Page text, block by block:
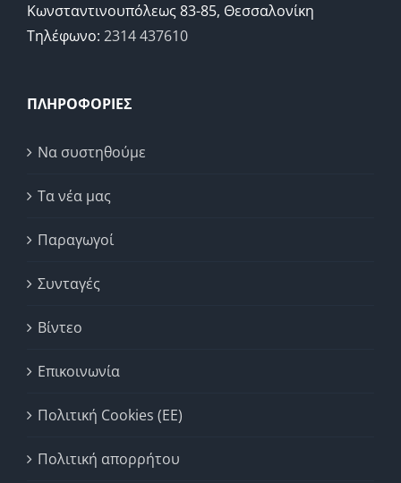
Κωνσταντινουπόλεως 83-85, Θεσσαλονίκη
Τηλέφωνο: 2314 437610
ΠΛΗΡΟΦΟΡΙΕΣ
Να συστηθούμε
Τα νέα μας
Παραγωγοί
Συνταγές
Βίντεο
Επικοινωνία
Πολιτική Cookies (ΕΕ)
Πολιτική απορρήτου